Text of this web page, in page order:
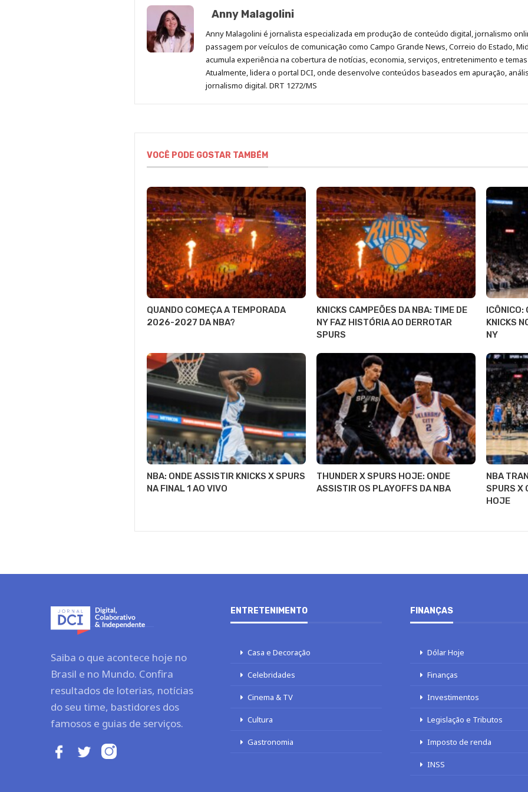
Anny Malagolini
Anny Malagolini é jornalista especializada em produção de conteúdo digital, jornalismo
passagem por veículos de comunicação como Campo Grande News, Correio do Estado,
acumula experiência na cobertura de notícias, economia, serviços, entretenimento e
Atualmente, lidera o portal DCI, onde desenvolve conteúdos baseados em apuração,
jornalismo digital. DRT 1272/MS
VOCÊ PODE GOSTAR TAMBÉM
QUANDO COMEÇA A TEMPORADA
2026-2027 DA NBA?
KNICKS CAMPEÕES DA NBA: TIME DE
NY FAZ HISTÓRIA AO DERROTAR
SPURS
ICÔNICO:
KNICKS
NY
NBA: ONDE ASSISTIR KNICKS X SPURS
NA FINAL 1 AO VIVO
THUNDER X SPURS HOJE: ONDE
ASSISTIR OS PLAYOFFS DA NBA
NBA
SPURS X
HOJE
Saiba o que acontece hoje no
Brasil e no Mundo. Confira
resultados de loterias, notícias
do seu time, bastidores dos
famosos e guias de serviços.
ENTRETENIMENTO
Casa e Decoração
Celebridades
Cinema & TV
Cultura
Gastronomia
FINANÇAS
Dólar Hoje
Finanças
Investimentos
Legislação e Tributos
Imposto de renda
INSS